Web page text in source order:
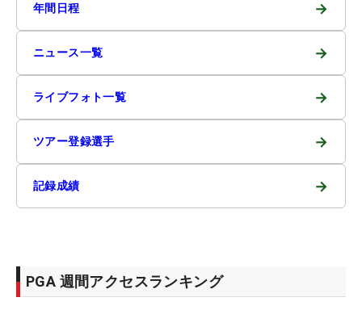
年間日程 →
ニュース一覧 →
ライブフォト一覧 →
ツアー登録選手 →
記録成績 →
PGA 週間アクセスランキング